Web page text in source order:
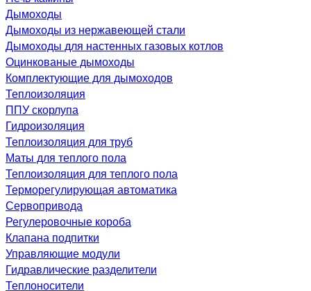
Дымоходы
Дымоходы из нержавеющей стали
Дымоходы для настенных газовых котлов
Оцинкованые дымоходы
Комплектующие для дымоходов
Теплоизоляция
ППУ скорлупа
Гидроизоляция
Теплоизоляция для труб
Маты для теплого пола
Теплоизоляция для теплого пола
Терморегулирующая автоматика
Сервопривода
Регулеровочные короба
Клапана подпитки
Управляющие модули
Гидравлические разделители
Теплоносители